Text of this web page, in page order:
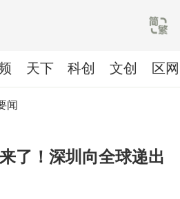
闻
天下 科创 文创 区网
了！深圳向全球递出